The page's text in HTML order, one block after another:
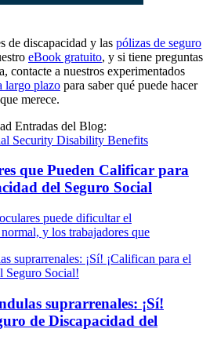
de discapacidad y las pólizas de seguro
eBook gratuito, y si tiene preguntas
contacte a nuestros experimentados
largo plazo para saber qué puede hacer
merece.
Entradas del Blog:
que Pueden Calificar para
del Seguro Social
puede dificultar el
y los trabajadores que
suprarrenales: ¡Sí!
de Discapacidad del